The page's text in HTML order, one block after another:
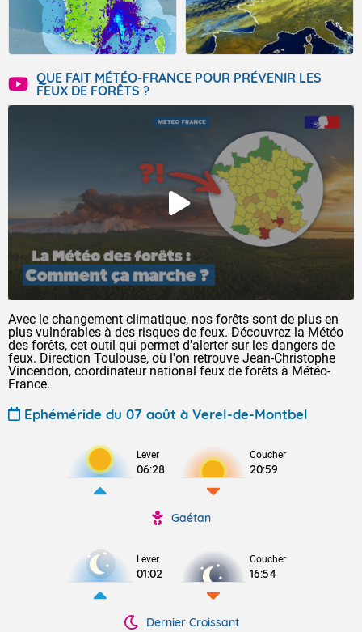
QUE FAIT MÉTÉO-FRANCE POUR PRÉVENIR LES
FEUX DE FORÊTS ?
Avec le changement climatique, nos forêts sont de plus en
plus vulnérables à des risques de feux. Découvrez la Météo
des forêts, cet outil qui permet d'alerter sur les dangers de
feux. Direction Toulouse, où l'on retrouve Jean-Christophe
Vincendon, coordinateur national feux de forêts à Météo-
France.
Ephéméride du 07 août à Verel-de-Montbel
Lever
06:28
Coucher
20:59
Gaétan
Lever
01:02
Coucher
16:54
Dernier Croissant